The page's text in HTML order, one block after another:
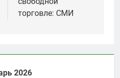
торговле: СМИ
2026